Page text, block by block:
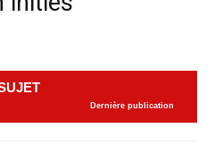
Dernière publication